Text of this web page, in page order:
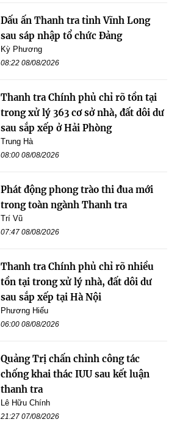
Dấu ấn Thanh tra tỉnh Vĩnh Long
sau sáp nhập tổ chức Đảng
Kỳ Phương
08:22 08/08/2026
Thanh tra Chính phủ chỉ rõ tồn tại
trong xử lý 363 cơ sở nhà, đất dôi dư
sau sắp xếp ở Hải Phòng
Trung Hà
08:00 08/08/2026
Phát động phong trào thi đua mới
trong toàn ngành Thanh tra
Trí Vũ
07:47 08/08/2026
Thanh tra Chính phủ chỉ rõ nhiều
tồn tại trong xử lý nhà, đất dôi dư
sau sắp xếp tại Hà Nội
Phương Hiếu
06:00 08/08/2026
Quảng Trị chấn chỉnh công tác
chống khai thác IUU sau kết luận
thanh tra
Lê Hữu Chính
21:27 07/08/2026